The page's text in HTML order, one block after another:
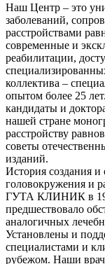
Наш Центр – это
заболеваний,
расстройствами
современные и
реабилитации,
коллектива –
опытом более 25
кандидаты и
нашей стране
расстройству
советы
изданий.
История создания
головокружения и
ГУТА КЛИНИК в
предшествовало
аналогичных
Установлены и
специалистами и
рубежом. Наши